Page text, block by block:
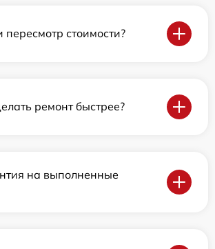
стоимости?
ремонт быстрее?
на выполненные